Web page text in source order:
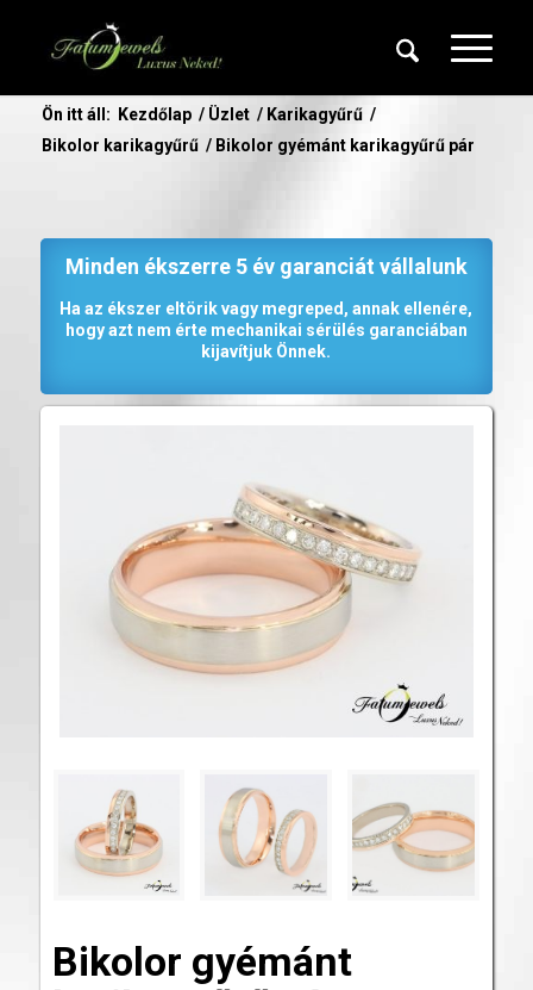
Ön itt áll: Kezdőlap / Üzlet / Karikagyűrű /
Bikolor karikagyűrű / Bikolor gyémánt karikagyűrű pár
Minden ékszerre 5 év garanciát vállalunk
Ha az ékszer eltörik vagy megreped, annak ellenére,
hogy azt nem érte mechanikai sérülés garanciában
kijavítjuk Önnek.
Bikolor gyémánt